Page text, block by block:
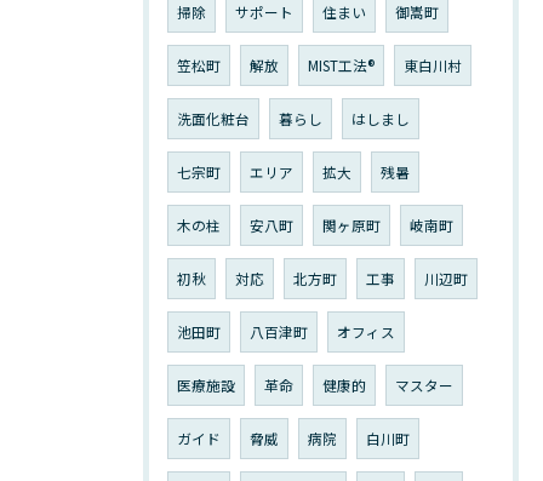
掃除 サポート 住まい 御嵩町
笠松町 解放 MIST工法®︎ 東白川村
洗面化粧台 暮らし はしまし
七宗町 エリア 拡大 残暑
木の柱 安八町 関ヶ原町 岐南町
初秋 対応 北方町 工事 川辺町
池田町 八百津町 オフィス
医療施設 革命 健康的 マスター
ガイド 脅威 病院 白川町